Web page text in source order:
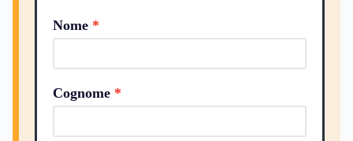
Nome
Cognome